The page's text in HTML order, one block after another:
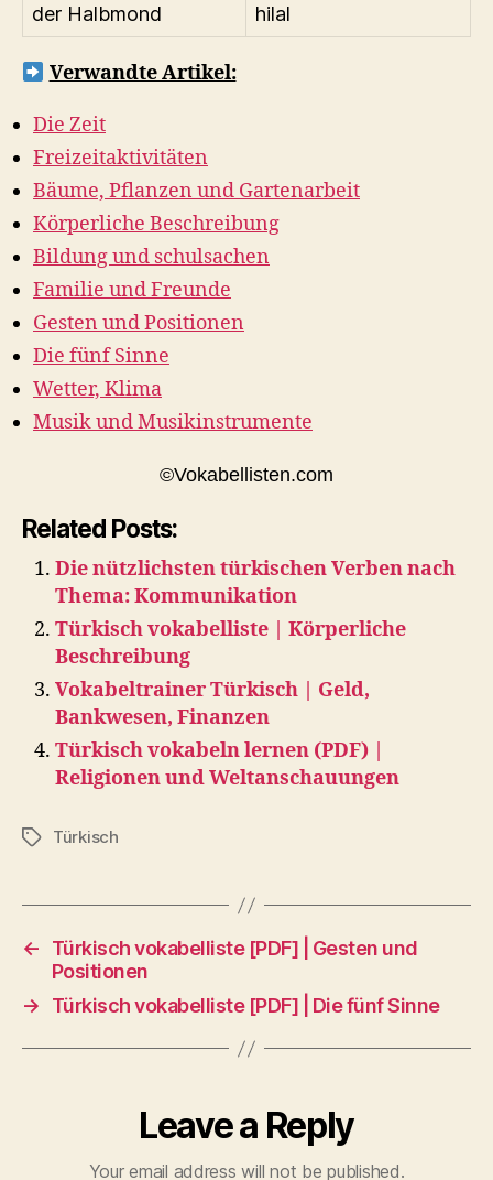
der Halbmond
hilal
Verwandte Artikel:
Die Zeit
Freizeitaktivitäten
Bäume, Pflanzen und Gartenarbeit
Körperliche Beschreibung
Bildung und schulsachen
Familie und Freunde
Gesten und Positionen
Die fünf Sinne
Wetter, Klima
Musik und Musikinstrumente
©Vokabellisten.com
Related Posts:
Die nützlichsten türkischen Verben nach
Thema: Kommunikation
Türkisch vokabelliste | Körperliche
Beschreibung
Vokabeltrainer Türkisch | Geld,
Bankwesen, Finanzen
Türkisch vokabeln lernen (PDF) |
Religionen und Weltanschauungen
TagsTürkisch
←
Türkisch vokabelliste [PDF] | Gesten und
Positionen
→
Türkisch vokabelliste [PDF] | Die fünf Sinne
Leave a Reply
Your email address will not be published.